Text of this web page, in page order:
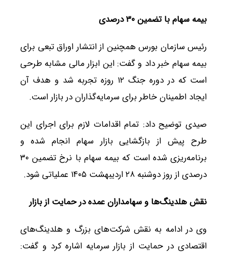
بیمه سهام با تضمین ۳۰ درصدی
رئیس سازمان بورس همچنین از انتشار اوراق تبعی برای
بیمه سهام خبر داد و گفت: این ابزار مالی مشابه طرحی
است که در دوره جنگ ۱۲ روزه تجربه شد و هدف آن
ایجاد اطمینان خاطر برای سرمایه‌گذاران در بازار است.
صیدی توضیح داد: تمام اقدامات لازم برای اجرای این
طرح پیش از بازگشایی بازار سهام انجام شده و
برنامه‌ریزی شده است که بیمه سهام با نرخ تضمین ۳۰
درصدی از روز دوشنبه ۲۸ اردیبهشت ۱۴۰۵ عملیاتی شود.
نقش هلدینگ‌ها و سهامداران عمده در حمایت از بازار
وی در ادامه به نقش شرکت‌های بزرگ و هلدینگ‌های
اقتصادی در حمایت از بازار سرمایه اشاره کرد و گفت: